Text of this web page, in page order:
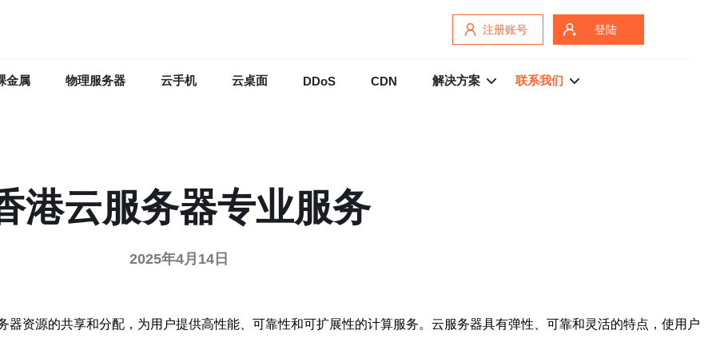
注册账号 登陆
金属 物理服务器 云手机 云桌面 DDoS CDN 解决方案 联系我们
港云服务器专业服务
2025年4月14日
资源的共享和分配，为用户提供高性能、可靠性和可扩展性的计算服务。云服务器具有弹性、可靠和灵活的特点，使用户